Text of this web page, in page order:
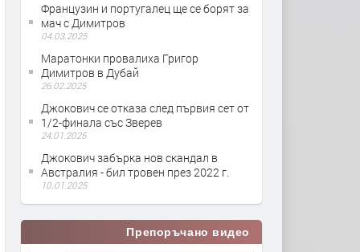
Французин и португалец ще се борят за
мач с Димитров
04.03.2025
Маратонки провалиха Григор
Димитров в Дубай
26.02.2025
Джокович се отказа след първия сет от
1/2-финала със Зверев
24.01.2025
Джокович забърка нов скандал в
Австралия - бил тровен през 2022 г.
10.01.2025
Препоръчано видео